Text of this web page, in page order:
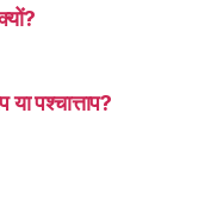
पश्चात्ताप?